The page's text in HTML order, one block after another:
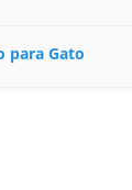
para Gato